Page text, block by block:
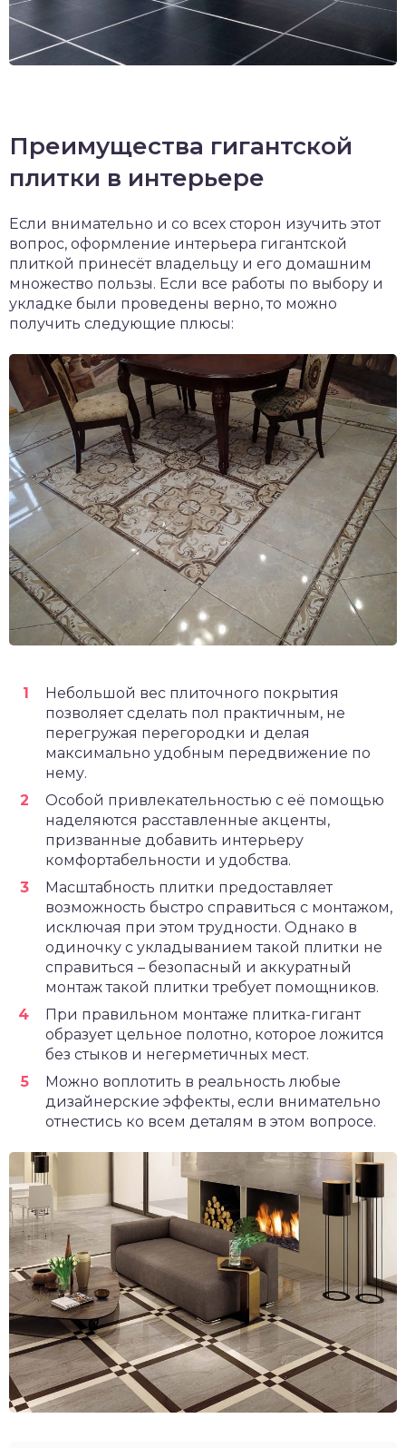
Преимущества гигантской
плитки в интерьере
Если внимательно и со всех сторон изучить этот
вопрос, оформление интерьера гигантской
плиткой принесёт владельцу и его домашним
множество пользы. Если все работы по выбору и
укладке были проведены верно, то можно
получить следующие плюсы:
Небольшой вес плиточного покрытия
позволяет сделать пол практичным, не
перегружая перегородки и делая
максимально удобным передвижение по
нему.
Особой привлекательностью с её помощью
наделяются расставленные акценты,
призванные добавить интерьеру
комфортабельности и удобства.
Масштабность плитки предоставляет
возможность быстро справиться с монтажом,
исключая при этом трудности. Однако в
одиночку с укладыванием такой плитки не
справиться – безопасный и аккуратный
монтаж такой плитки требует помощников.
При правильном монтаже плитка-гигант
образует цельное полотно, которое ложится
без стыков и негерметичных мест.
Можно воплотить в реальность любые
дизайнерские эффекты, если внимательно
отнестись ко всем деталям в этом вопросе.